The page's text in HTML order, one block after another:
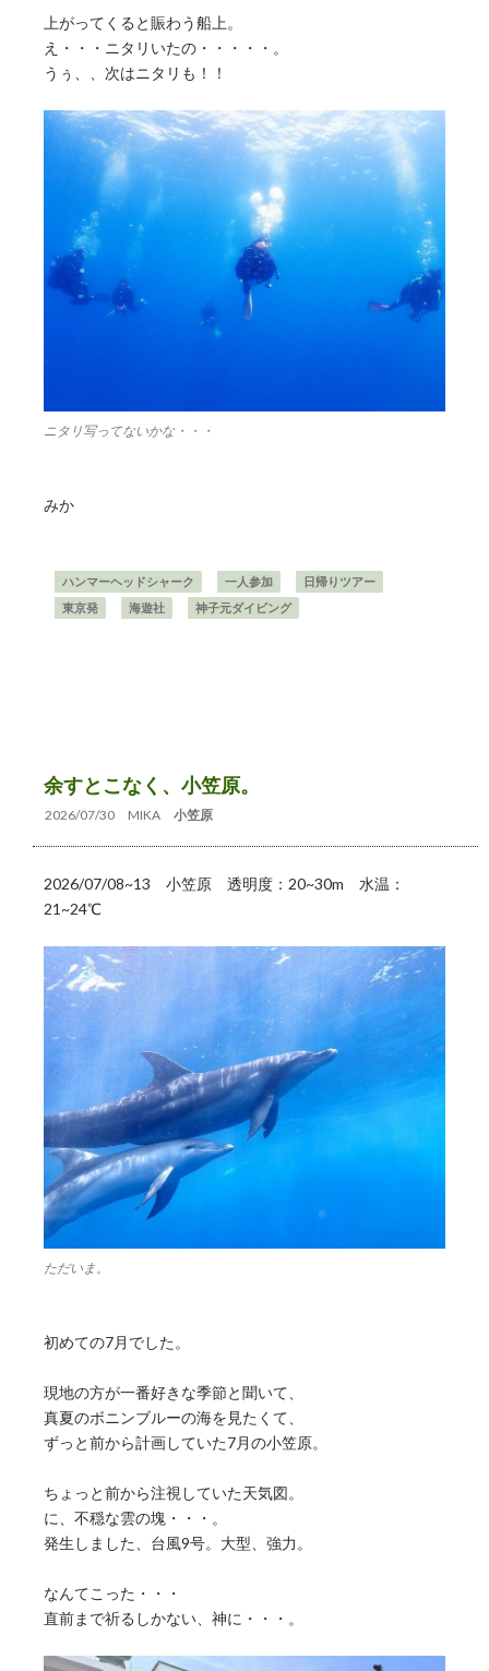
上がってくると賑わう船上。
え・・・ニタリいたの・・・・・。
うぅ、、次はニタリも！！
ニタリ写ってないかな・・・
みか
ハンマーヘッドシャーク 一人参加
日帰りツアー
東京発
海遊社 神子元ダイビング
余すとこなく、小笠原。
2026/07/30 MIKA 小笠原
2026/07/08~13 小笠原 透明度：20~30m 水温：
21~24℃
ただいま。
初めての7月でした。
現地の方が一番好きな季節と聞いて、
真夏のボニンブルーの海を見たくて、
ずっと前から計画していた7月の小笠原。
ちょっと前から注視していた天気図。
に、不穏な雲の塊・・・。
発生しました、台風9号。大型、強力。
なんてこった・・・
直前まで祈るしかない、神に・・・。